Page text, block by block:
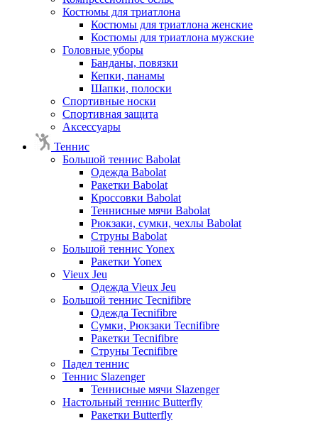
Костюмы для триатлона
Костюмы для триатлона женские
Костюмы для триатлона мужские
Головные уборы
Банданы, повязки
Кепки, панамы
Шапки, полоски
Спортивные носки
Спортивная защита
Аксессуары
Теннис
Большой теннис Babolat
Одежда Babolat
Ракетки Babolat
Кроссовки Babolat
Теннисные мячи Babolat
Рюкзаки, сумки, чехлы Babolat
Струны Babolat
Большой теннис Yonex
Ракетки Yonex
Vieux Jeu
Одежда Vieux Jeu
Большой теннис Tecnifibre
Одежда Tecnifibre
Сумки, Рюкзаки Tecnifibre
Ракетки Tecnifibre
Струны Tecnifibre
Падел теннис
Теннис Slazenger
Теннисные мячи Slazenger
Настольный теннис Butterfly
Ракетки Butterfly